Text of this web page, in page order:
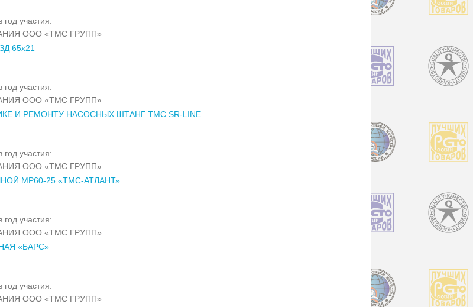
участия:
ООО «ТМС ГРУПП»
65х21
участия:
ООО «ТМС ГРУПП»
И РЕМОНТУ НАСОСНЫХ ШТАНГ TMC SR-LINE
участия:
ООО «ТМС ГРУПП»
МР60-25 «ТМС-АТЛАНТ»
участия:
ООО «ТМС ГРУПП»
«БАРС»
участия:
ООО «ТМС ГРУПП»